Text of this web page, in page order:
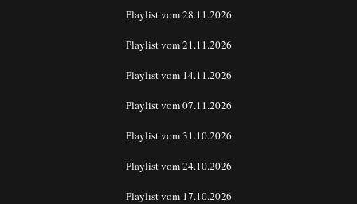
Playlist vom 28.11.2026
Playlist vom 21.11.2026
Playlist vom 14.11.2026
Playlist vom 07.11.2026
Playlist vom 31.10.2026
Playlist vom 24.10.2026
Playlist vom 17.10.2026